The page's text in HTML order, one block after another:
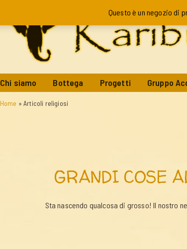
Chi siamo Bottega Progetti Gruppo
Home »Articoli religiosi
GRANDI COSE
Sta nascendo qualcosa di grosso! Il nostro
Questo è un negozio di